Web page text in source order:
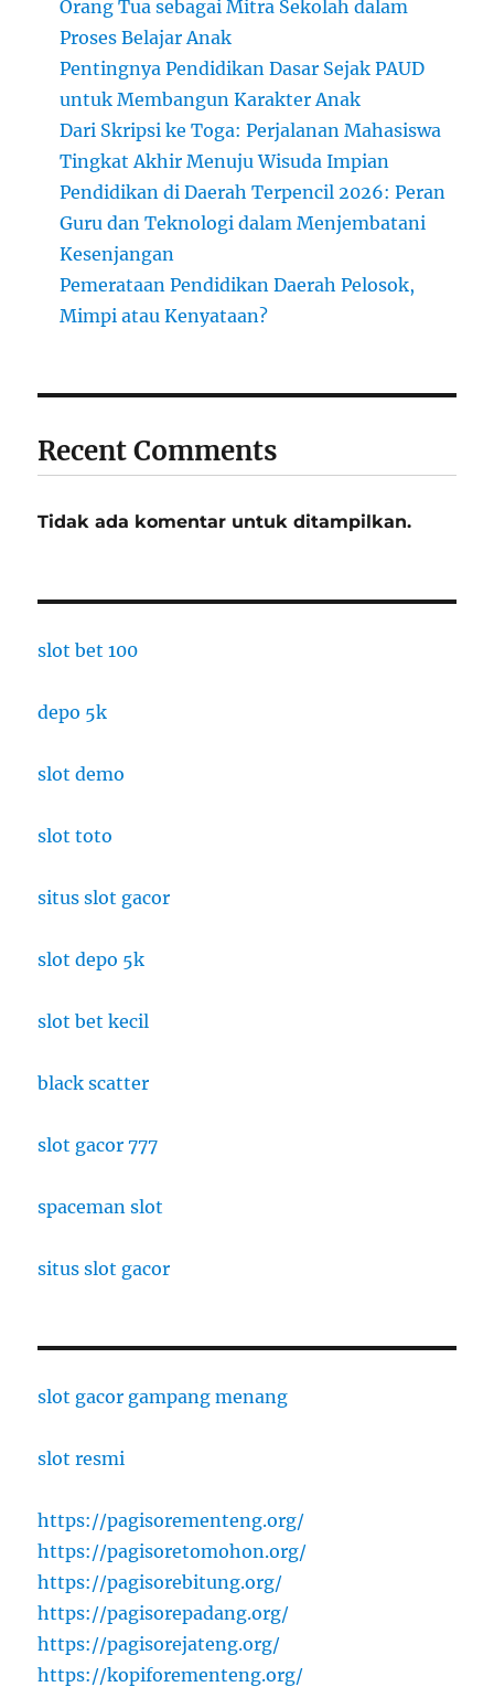
Orang Tua sebagai Mitra Sekolah dalam
Proses Belajar Anak
Pentingnya Pendidikan Dasar Sejak PAUD
untuk Membangun Karakter Anak
Dari Skripsi ke Toga: Perjalanan Mahasiswa
Tingkat Akhir Menuju Wisuda Impian
Pendidikan di Daerah Terpencil 2026: Peran
Guru dan Teknologi dalam Menjembatani
Kesenjangan
Pemerataan Pendidikan Daerah Pelosok,
Mimpi atau Kenyataan?
Recent Comments
Tidak ada komentar untuk ditampilkan.
slot bet 100
depo 5k
slot demo
slot toto
situs slot gacor
slot depo 5k
slot bet kecil
black scatter
slot gacor 777
spaceman slot
situs slot gacor
slot gacor gampang menang
slot resmi
https://pagisorementeng.org/
https://pagisoretomohon.org/
https://pagisorebitung.org/
https://pagisorepadang.org/
https://pagisorejateng.org/
https://kopiforementeng.org/